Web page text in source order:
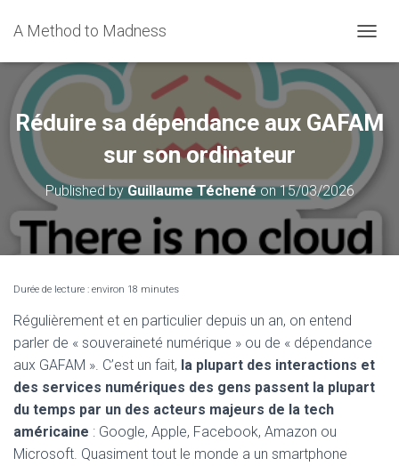
A Method to Madness
Réduire sa dépendance aux GAFAM
sur son ordinateur
Published byGuillaume Téchenéon15/03/2026
Durée de lecture : environ 18 minutes
Régulièrement et en particulier depuis un an, on entend
parler de « souveraineté numérique » ou de « dépendance
aux GAFAM ». C’est un fait, la plupart des interactions et
des services numériques des gens passent la plupart
du temps par un des acteurs majeurs de la tech
américaine : Google, Apple, Facebook, Amazon ou
Microsoft. Quasiment tout le monde a un smartphone